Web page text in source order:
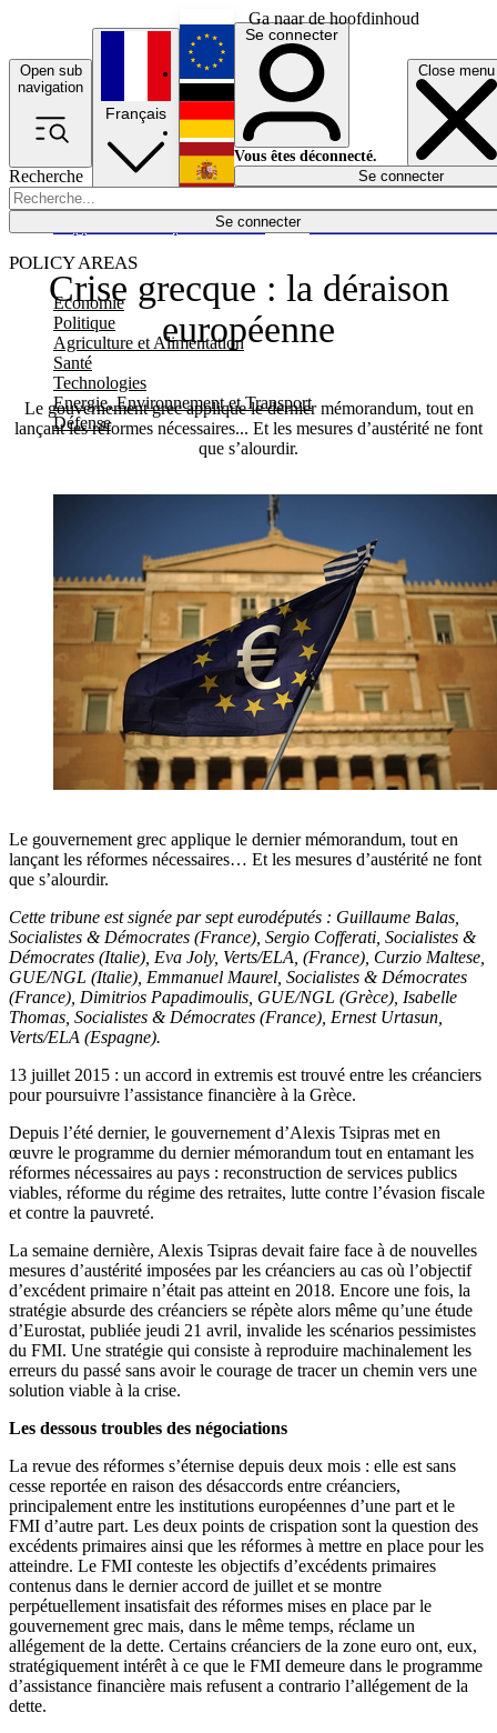
Ga naar de hoofdinhoud
Open sub
navigation
Close menu
Recherche
Se connecter
POLICY AREAS
Economie
Politique
Agriculture et Alimentation
Santé
Technologies
Energie, Environnement et Transport
Défense
Économie
Français
English
Deutsch
Español
Se connecter
Vous êtes déconnecté.
Se connecter
Crise grecque : la déraison
européenne
Le gouvernement grec applique le dernier mémorandum, tout en
lançant les réformes nécessaires... Et les mesures d’austérité ne font
que s’alourdir.
Le gouvernement grec applique le dernier mémorandum, tout en
lançant les réformes nécessaires… Et les mesures d’austérité ne font
que s’alourdir.
Cette tribune est signée par sept eurodéputés : Guillaume Balas,
Socialistes & Démocrates (France), Sergio Cofferati, Socialistes &
Démocrates (Italie), Eva Joly, Verts/ELA, (France), Curzio Maltese,
GUE/NGL (Italie), Emmanuel Maurel, Socialistes & Démocrates
(France), Dimitrios Papadimoulis, GUE/NGL (Grèce), Isabelle
Thomas, Socialistes & Démocrates (France), Ernest Urtasun,
Verts/ELA (Espagne).
13 juillet 2015 : un accord in extremis est trouvé entre les créanciers
pour poursuivre l’assistance financière à la Grèce.
Depuis l’été dernier, le gouvernement d’Alexis Tsipras met en
œuvre le programme du dernier mémorandum tout en entamant les
réformes nécessaires au pays : reconstruction de services publics
viables, réforme du régime des retraites, lutte contre l’évasion fiscale
et contre la pauvreté.
La semaine dernière, Alexis Tsipras devait faire face à de nouvelles
mesures d’austérité imposées par les créanciers au cas où l’objectif
d’excédent primaire n’était pas atteint en 2018. Encore une fois, la
stratégie absurde des créanciers se répète alors même qu’une étude
d’Eurostat, publiée jeudi 21 avril, invalide les scénarios pessimistes
du FMI. Une stratégie qui consiste à reproduire machinalement les
erreurs du passé sans avoir le courage de tracer un chemin vers une
solution viable à la crise.
Les dessous troubles des négociations
La revue des réformes s’éternise depuis deux mois : elle est sans
cesse reportée en raison des désaccords entre créanciers,
principalement entre les institutions européennes d’une part et le
FMI d’autre part. Les deux points de crispation sont la question des
excédents primaires ainsi que les réformes à mettre en place pour les
atteindre. Le FMI conteste les objectifs d’excédents primaires
contenus dans le dernier accord de juillet et se montre
perpétuellement insatisfait des réformes mises en place par le
gouvernement grec mais, dans le même temps, réclame un
allégement de la dette. Certains créanciers de la zone euro ont, eux,
stratégiquement intérêt à ce que le FMI demeure dans le programme
d’assistance financière mais refusent a contrario l’allégement de la
dette.